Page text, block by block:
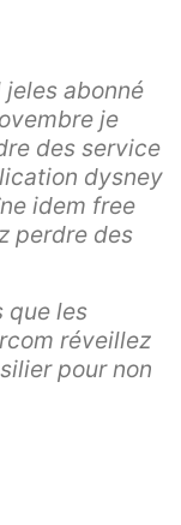
abonné
je
des service
dysney
idem free
perdre des
que les
réveillez
pour non